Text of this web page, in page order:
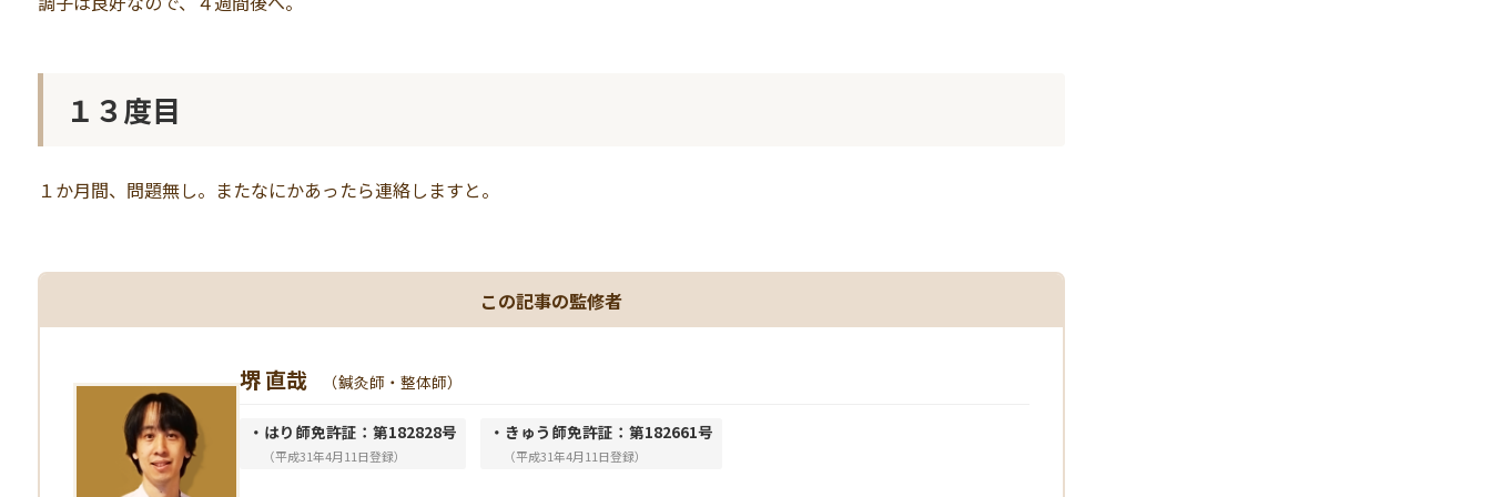
１３度目
１か月間、問題無し。またなにかあったら連絡しますと。
この記事の監修者
堺 直哉 （鍼灸師・整体師）
・はり師免許証：第182828号
（平成31年4月11日登録）
・きゅう師免許証：第182661号
（平成31年4月11日登録）